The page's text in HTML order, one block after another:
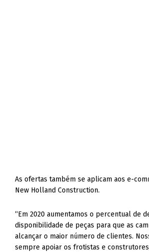
As ofertas também se aplicam aos e-
New Holland Construction.
“Em 2020 aumentamos o percentual de
disponibilidade de peças para que as
alcançar o maior número de clientes.
sempre apoiar os frotistas e